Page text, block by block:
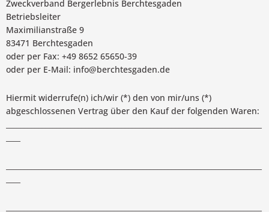
Zweckverband Bergerlebnis Berchtesgaden
Betriebsleiter
Maximilianstraße 9
83471 Berchtesgaden
oder per Fax: +49 8652 65650-39
oder per E-Mail: info@berchtesgaden.de
Hiermit widerrufe(n) ich/wir (*) den von mir/uns (*)
abgeschlossenen Vertrag über den Kauf der folgenden Waren: